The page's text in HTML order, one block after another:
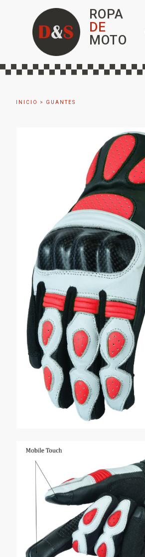
ROPA
DE
MOTO
INICIO > GUANTES